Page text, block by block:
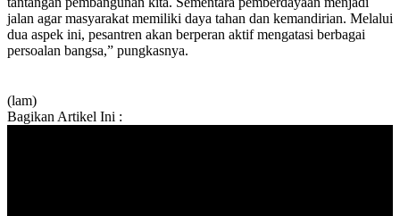
jalan agar masyarakat memiliki daya tahan dan kemandirian. Melalui
dua aspek ini, pesantren akan berperan aktif mengatasi berbagai
persoalan bangsa,” pungkasnya.
(lam)
Bagikan Artikel Ini :